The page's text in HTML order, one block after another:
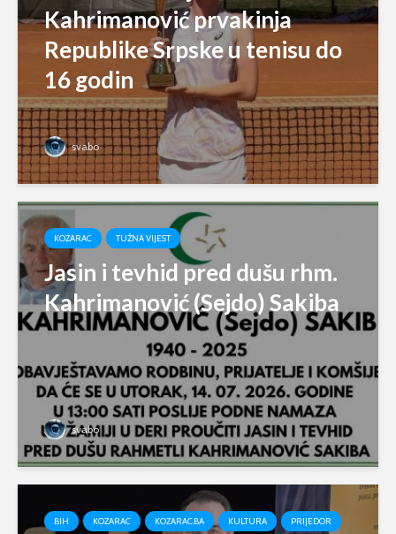
Kahrimanović prvakinja
Republike Srpske u tenisu do
16 godin
svabo
KOZARAC TUŽNA VIJEST
Jasin i tevhid pred dušu rhm.
Kahrimanović (Sejdo) Sakiba
svabo
BIH KOZARAC KOZARAC.BA KULTURA PRIJEDOR